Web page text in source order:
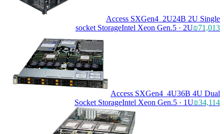
Access
socket StorageIntel Xeon
Access
Socket StorageIntel Xeon